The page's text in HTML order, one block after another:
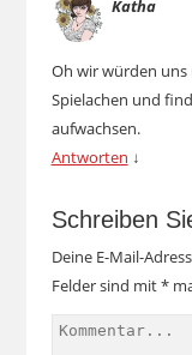
Katha
Oh wir würden uns
Spielachen und
aufwachsen.
Antworten ↓
Schreiben
Deine E-Mail-
Felder sind mit*